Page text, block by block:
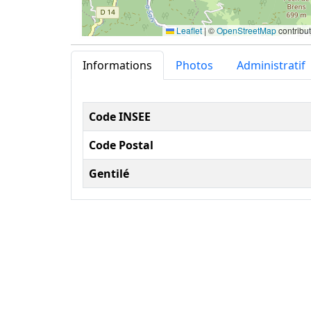
Leaflet | ©OpenStreetMap
Informations Photos Administratif
Informations
Code INSEE
Code Postal
Gentilé